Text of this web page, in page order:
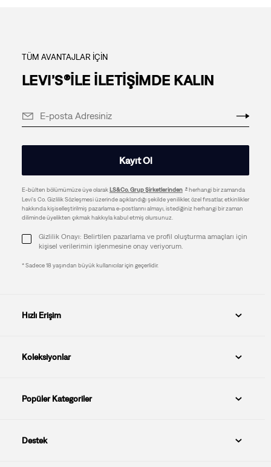
TÜM AVANTAJLAR İÇİN
LEVI’S®İLE İLETİŞİMDE KALIN
Kayıt Ol
E-bülten bölümümüze üye olarakLS&Co. Grup Şirketlerinden
herhangi bir zamanda
Levi's Co. Gizlilik Sözleşmesi üzerinde açıklandığı şekilde yenilikler, özel fırsatlar, etkinlikler
hakkında kişiselleştirilmiş pazarlama e-postlarını almayı, istediğiniz herhangi bir zaman
diliminde üyelikten çıkmak hakkıyla kabul etmiş olursunuz.
Gizlilik Onayı: Belirtilen pazarlama ve profil oluşturma amaçları için
kişisel verilerimin işlenmesine onay veriyorum.
* Sadece 18 yaşından büyük kullanıcılar için geçerlidir.
Hızlı Erişim
Koleksiyonlar
Popüler Kategoriler
Destek